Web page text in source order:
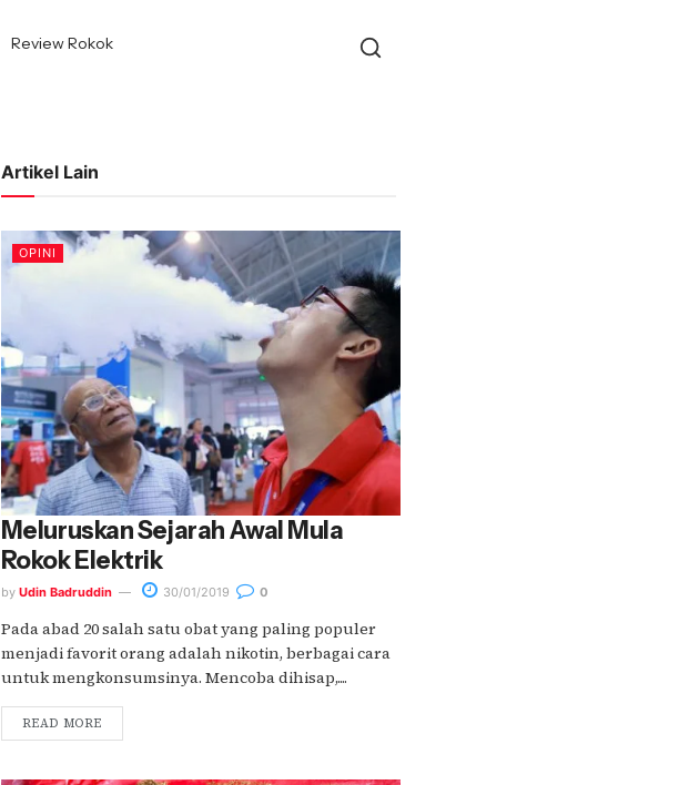
Review Rokok
Artikel Lain
OPINI
Meluruskan Sejarah Awal Mula
Rokok Elektrik
by Udin Badruddin 30/01/2019 0
Pada abad 20 salah satu obat yang paling populer
menjadi favorit orang adalah nikotin, berbagai cara
untuk mengkonsumsinya. Mencoba dihisap,....
READ MORE